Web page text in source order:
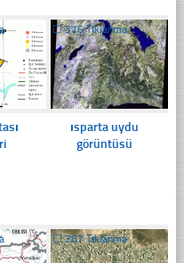
☐316 Tıklanma
ısparta uydu
görüntüsü
☐287 Tıklanma